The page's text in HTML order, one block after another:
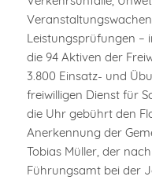
Leistungsprüfungen –
die 94 Aktiven der
3.800 Einsatz- und
freiwilligen Dienst für
die Uhr gebührt den
Anerkennung der
Tobias Müller, der
Führungsamt bei der